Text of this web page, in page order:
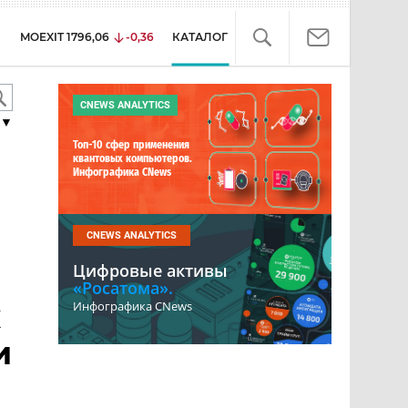
MOEXIT 1796,06 -0,36 КАТАЛОГ
CNEWS ANALYTICS
Топ-10 сфер применения
квантовых компьютеров.
Инфографика CNews
CNEWS ANALYTICS
Цифровые активы
«Росатома».
Инфографика CNews